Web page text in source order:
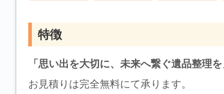
特徴
「思い出を大切に、未来へ繋ぐ遺品整理
お見積りは完全無料にて承ります。